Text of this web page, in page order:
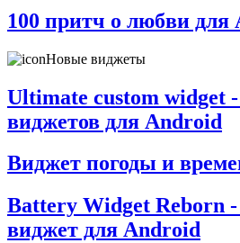
100 притч о любви для
Новые виджеты
Ultimate custom widget
виджетов для Android
Виджет погоды и
Battery Widget Reborn
виджет для Android